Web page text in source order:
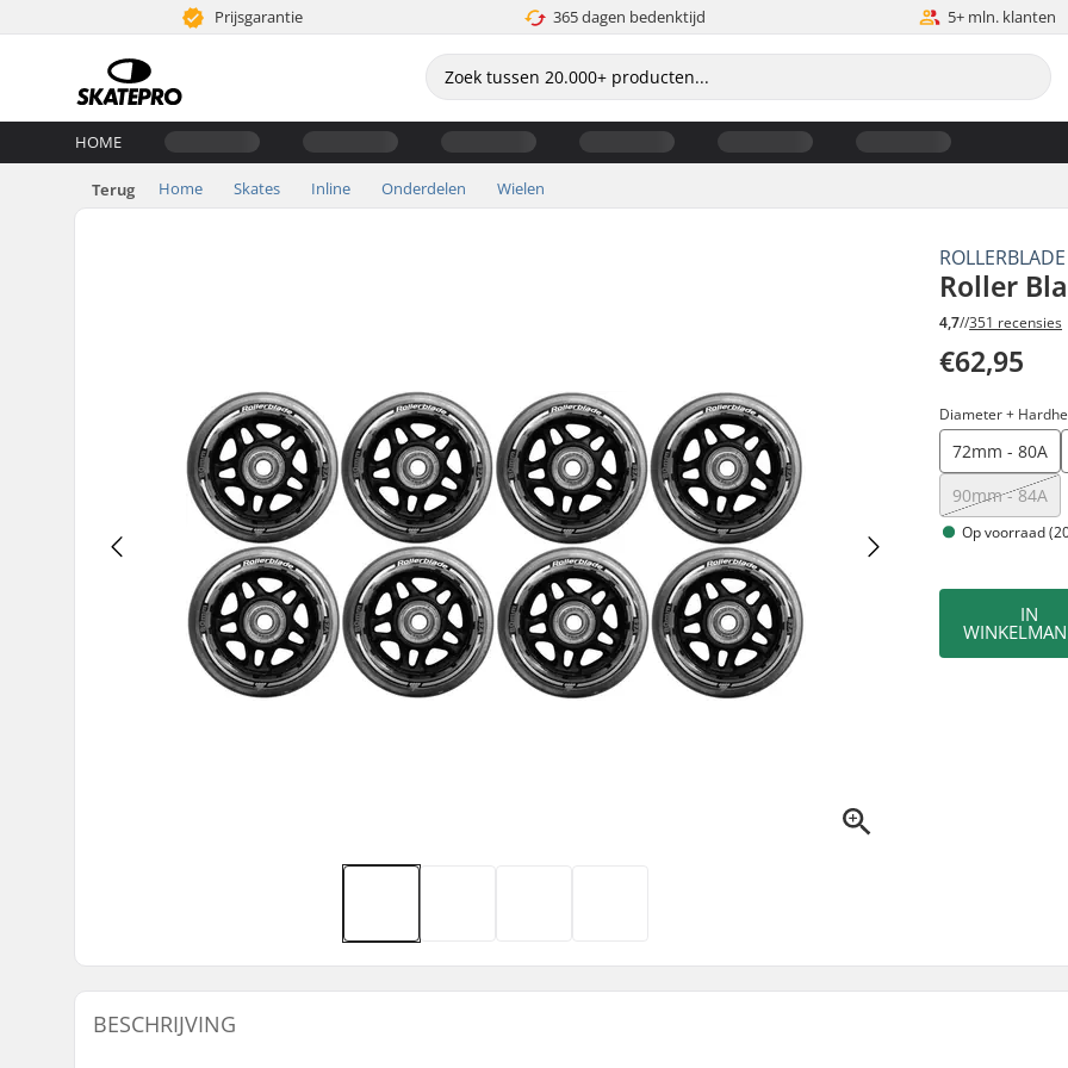
Prijsgarantie 365 dagen bedenktijd 5+ mln. klanten
HOME
Terug Home Skates Inline Onderdelen Wielen
ROLLERBLADE
Roller
4,7//351 recensies
€62,95
Diameter +
72mm - 80A
90mm - 84A
Op voorraad
IN
BESCHRIJVING